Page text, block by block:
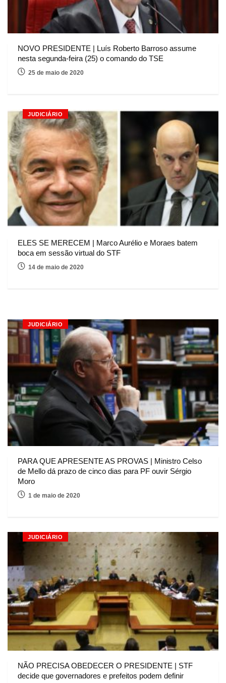
NOVO PRESIDENTE | Luís Roberto Barroso assume
nesta segunda-feira (25) o comando do TSE
25 de maio de 2020
JUDICIÁRIO
ELES SE MERECEM | Marco Aurélio e Moraes batem
boca em sessão virtual do STF
14 de maio de 2020
JUDICIÁRIO
PARA QUE APRESENTE AS PROVAS | Ministro Celso
de Mello dá prazo de cinco dias para PF ouvir Sérgio
Moro
1 de maio de 2020
JUDICIÁRIO
NÃO PRECISA OBEDECER O PRESIDENTE | STF
decide que governadores e prefeitos podem definir